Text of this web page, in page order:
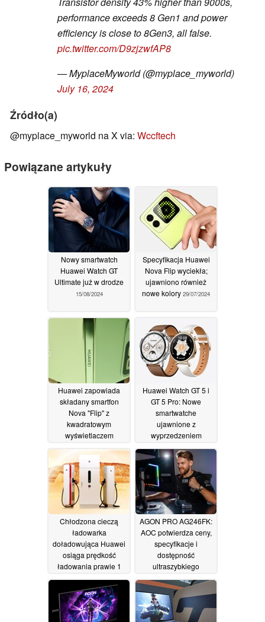
performance exceeds 8 Gen1 and power
efficiency is close to 8Gen3, all false.
pic.twitter.com/D9zjzwfAP8
— MyplaceMyworld (@myplace_myworld)
July 16, 2024
Źródło(a)
@myplace_myworld na X via: Wccftech
Powiązane artykuły
Nowy smartwatch
Huawei Watch GT
Ultimate już w drodze
15/08/2024
Specyfikacja Huawei
Nova Flip wyciekła;
ujawniono również
nowe kolory 29/07/2024
Huawei zapowiada
składany smartfon
Nova "Flip" z
kwadratowym
wyświetlaczem
zewnętrznym
29/07/2024
Huawei Watch GT 5 i
GT 5 Pro: Nowe
smartwatche
ujawnione z
wyprzedzeniem
28/07/2024
Chłodzona cieczą
ładowarka
doładowująca Huawei
osiąga prędkość
ładowania prawie 1
sekundy na kilometr w
testach ekstremalnego
ciepła27/07/2024
AGON PRO AG246FK:
AOC potwierdza ceny,
specyfikacje i
dostępność
ultraszybkiego
monitora eSportowego
26/07/2024